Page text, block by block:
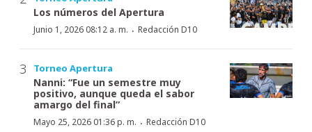
Los números del Apertura
Junio 1, 2026 08:12 a. m. · Redacción D10
Torneo Apertura
Nanni: “Fue un semestre muy
positivo, aunque queda el sabor
amargo del final”
Mayo 25, 2026 01:36 p. m. · Redacción D10